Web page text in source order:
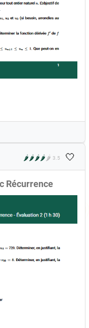
🌶️🌶️🌶️🌶️ 🌶️ 3.5 🤍
Récurrence